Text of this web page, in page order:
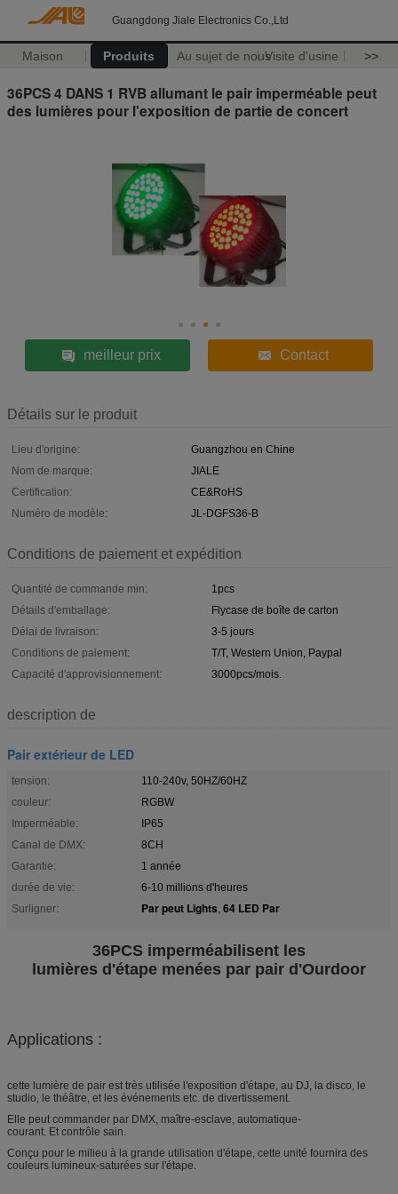
Guangdong Jiale Electronics Co.,Ltd
Maison Produits Au sujet de nousVisite d'usine >>
36PCS 4 DANS 1 RVB allumant le pair imperméable peut
des lumières pour l'exposition de partie de concert
meilleur prix Contact
Détails sur le produit
Lieu d'origine:
Guangzhou en Chine
Nom de marque:
JIALE
Certification:
CE&RoHS
Numéro de modèle:
JL-DGFS36-B
Conditions de paiement et expédition
Quantité de commande min:
1pcs
Détails d'emballage:
Flycase de boîte de carton
Délai de livraison:
3-5 jours
Conditions de paiement:
T/T, Western Union, Paypal
Capacité d'approvisionnement:
3000pcs/mois.
description de
Pair extérieur de LED
tension:
110-240v, 50HZ/60HZ
couleur:
RGBW
Imperméable:
IP65
Canal de DMX:
8CH
Garantie:
1 année
durée de vie:
6-10 millions d'heures
Surligner:
Par peut Lights, 64 LED Par
36PCS imperméabilisent les
lumières d'étape menées par pair d'Ourdoor
Applications :
cette lumière de pair est très utilisée l'exposition d'étape, au DJ, la disco, le
studio, le théâtre, et les événements etc. de divertissement.
Elle peut commander par DMX, maître-esclave, automatique-
courant. Et contrôle sain.
Conçu pour le milieu à la grande utilisation d'étape, cette unité fournira des
couleurs lumineux-saturées sur l'étape.